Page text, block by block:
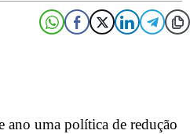
ano uma política de redução